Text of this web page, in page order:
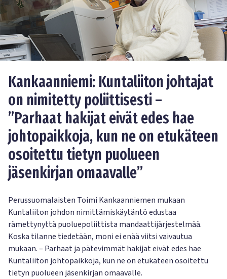
Kankaanniemi: Kuntaliiton johtajat
on nimitetty poliittisesti –
”Parhaat hakijat eivät edes hae
johtopaikkoja, kun ne on etukäteen
osoitettu tietyn puolueen
jäsenkirjan omaavalle”
Perussuomalaisten Toimi Kankaanniemen mukaan
Kuntaliiton johdon nimittämiskäytäntö edustaa
rämettynyttä puoluepoliittista mandaattijärjestelmää.
Koska tilanne tiedetään, moni ei enää viitsi vaivautua
mukaan. – Parhaat ja pätevimmät hakijat eivät edes hae
Kuntaliiton johtopaikkoja, kun ne on etukäteen osoitettu
tietyn puolueen jäsenkirjan omaavalle.